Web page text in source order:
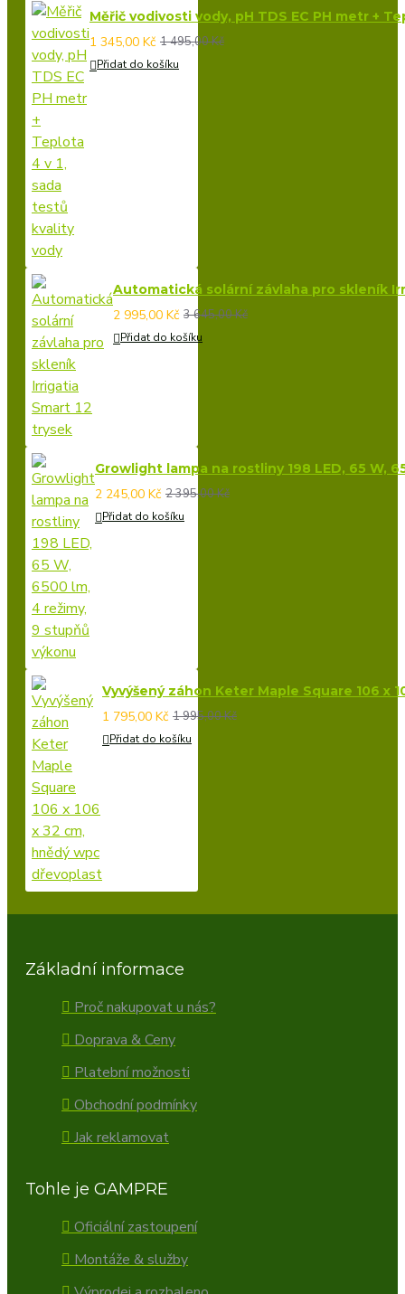
Měřič vodivosti vody, pH TDS EC PH metr +
1 345,00 Kč 1 495,00 Kč
Přidat do košíku
Automatická solární závlaha pro skleník
2 995,00 Kč 3 645,00 Kč
Přidat do košíku
Growlight lampa na rostliny 198 LED, 65 W,
2 245,00 Kč 2 395,00 Kč
Přidat do košíku
Vyvýšený záhon Keter Maple Square 106 x
1 795,00 Kč 1 995,00 Kč
Přidat do košíku
Základní informace
Proč nakupovat u nás?
Doprava & Ceny
Platební možnosti
Obchodní podmínky
Jak reklamovat
Tohle je GAMPRE
Oficiální zastoupení
Montáže & služby